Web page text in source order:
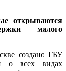
открываются
малого
создано ГБУ
о всех видах